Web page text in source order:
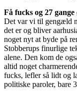
Få fucks og 27
Det var vi til gengæld
det er og bliver
noget nyt at byde på
Stobberups finurlige
alene. Den kom de
altid noget
fucks, lefler så lidt og
politiske paroler, bare